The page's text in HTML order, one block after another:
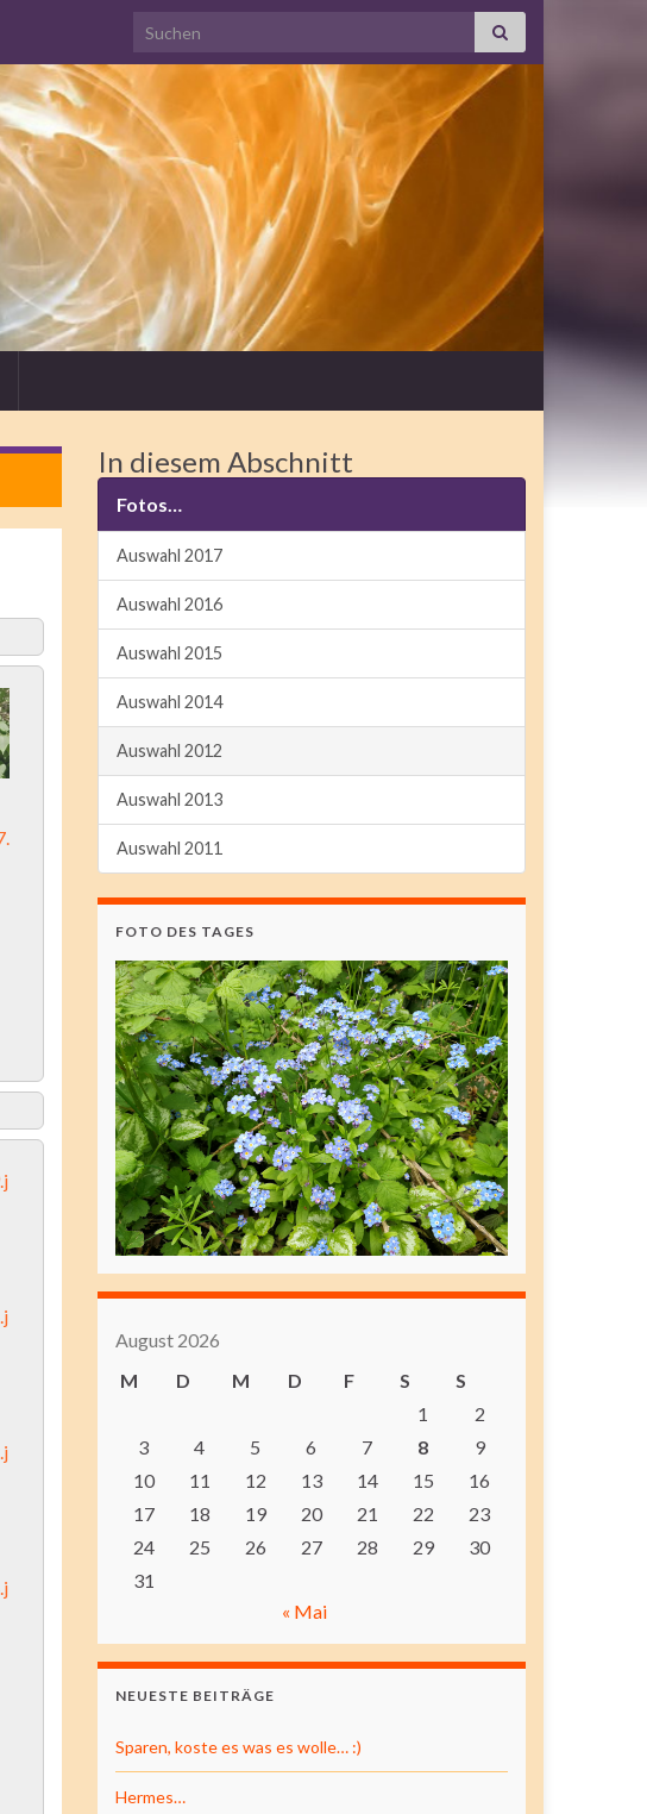
Search for:
In diesem Abschnitt
Fotos…
Auswahl 2017
Auswahl 2016
Auswahl 2015
Auswahl 2014
Auswahl 2012
Auswahl 2013
Auswahl 2011
FOTO DES TAGES
August 2026
M
D M D F S
S
1
2
3
4 5 6 7 8
9
10
11 12 13 14 15
16
17
18 19 20 21 22
23
24
25 26 27 28 29
30
31
« Mai
NEUESTE BEITRÄGE
Sparen, koste es was es wolle… :)
Hermes…